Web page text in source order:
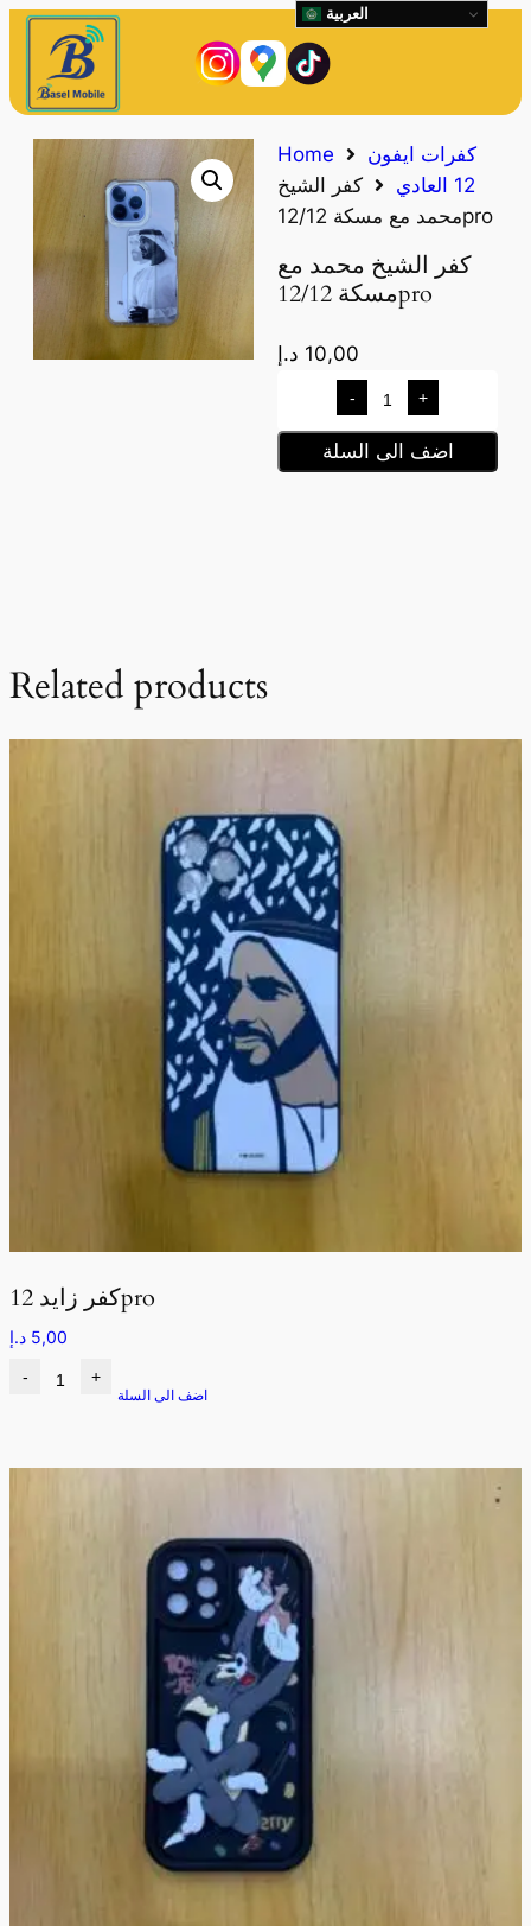
Home
كفرات ايفون
12 العادي
كفر الشيخ
محمد مع مسكة 12/12pro
كفر الشيخ محمد مع
مسكة 12/12pro
10,00 د.إ
- +
اضف الى السلة
Related products
كفر زايد 12pro
5,00 د.إ
- +
اضف الى السلة
العربية